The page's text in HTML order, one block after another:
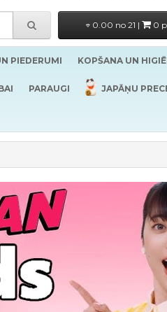
0.00 no 21 | 0
PIEDERUMI KOPŠANA UN
PARAUGI JAPĀŅU